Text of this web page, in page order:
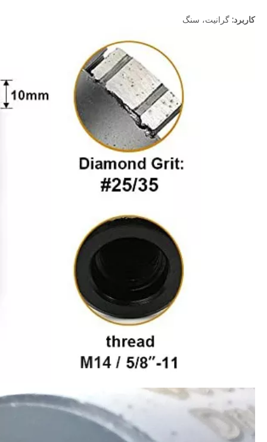
کاربرد: گرانیت، سنگ